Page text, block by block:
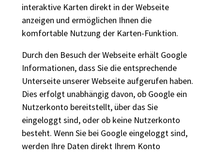
interaktive Karten direkt in der Webseite
anzeigen und ermöglichen Ihnen die
komfortable Nutzung der Karten-Funktion.
Durch den Besuch der Webseite erhält Google
Informationen, dass Sie die entsprechende
Unterseite unserer Webseite aufgerufen haben.
Dies erfolgt unabhängig davon, ob Google ein
Nutzerkonto bereitstellt, über das Sie
eingeloggt sind, oder ob keine Nutzerkonto
besteht. Wenn Sie bei Google eingeloggt sind,
werden Ihre Daten direkt Ihrem Konto